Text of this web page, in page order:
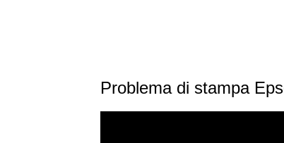
Problema di stampa